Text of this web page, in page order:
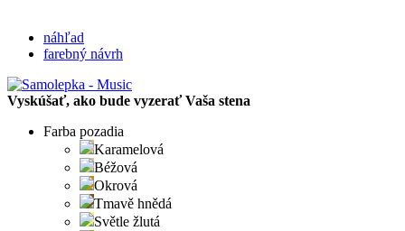
náhľad
farebný návrh
Vyskúšať, ako bude vyzerať Vaša stena
Farba pozadia
Karamelová
Béžová
Okrová
Tmavě hnědá
Světle žlutá